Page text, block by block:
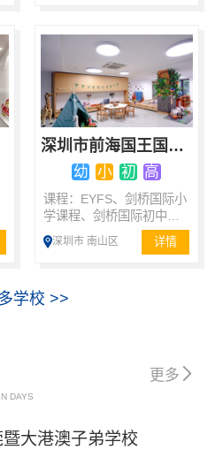
深圳市前海国王国际学校
幼 小 初 高
课程：EYFS、剑桥国际小
学课程、剑桥国际初中课
程、中小学融合课程、A-
Level课程
深圳市 南山区 详情
学校 >>
DAYS
更多 
暨大港澳子弟学校